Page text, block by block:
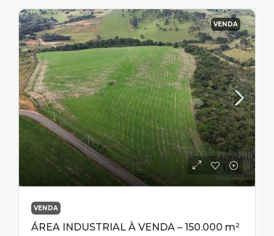
VENDA
VENDA
ÁREA INDUSTRIAL À VENDA – 150.000 m²